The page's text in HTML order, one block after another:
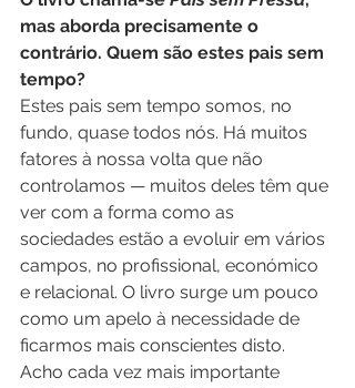
mas aborda precisamente o
contrário. Quem são estes pais sem
tempo?
Estes pais sem tempo somos, no
fundo, quase todos nós. Há muitos
fatores à nossa volta que não
controlamos — muitos deles têm que
ver com a forma como as
sociedades estão a evoluir em vários
campos, no profissional, económico
e relacional. O livro surge um pouco
como um apelo à necessidade de
ficarmos mais conscientes disto.
Acho cada vez mais importante